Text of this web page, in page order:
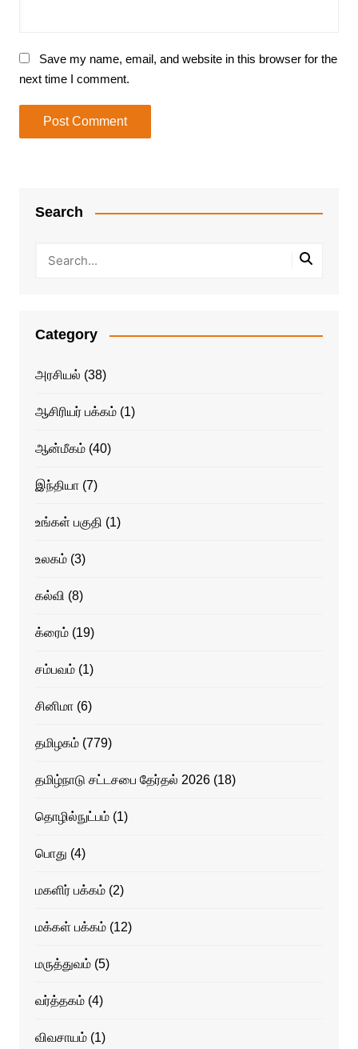
Save my name, email, and website in this browser for the
next time I comment.
Search
Category
அரசியல் (38)
ஆசிரியர் பக்கம்(1)
ஆன்மீகம்(40)
இந்தியா(7)
உங்கள் பகுதி (1)
உலகம்(3)
கல்வி (8)
க்ரைம்(19)
சம்பவம்(1)
சினிமா(6)
தமிழகம்(779)
தமிழ்நாடு சட்டசபை தேர்தல் 2026(18)
தொழில்நுட்பம்(1)
பொது (4)
மகளிர் பக்கம்(2)
மக்கள் பக்கம்(12)
மருத்துவம்(5)
வர்த்தகம்(4)
விவசாயம்(1)